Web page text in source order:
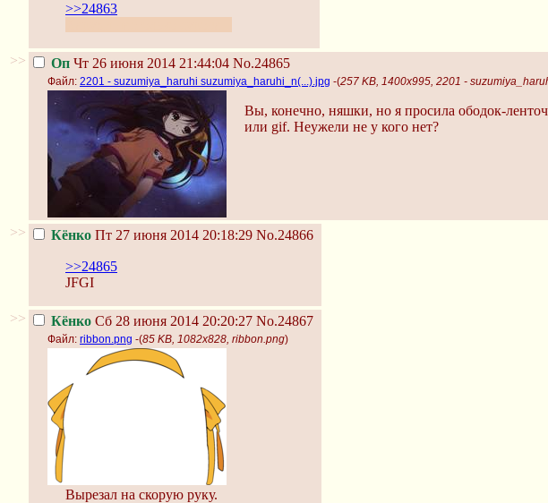
>>24863
>> Оп Чт 26 июня 2014 21:44:04 No.24865
Файл: 2201 - suzumiya_haruhi suzumiya_haruhi_n(...).jpg -(257 KB, 1400x995, 2201 -
Вы, конечно, няшки, но я просила ободок-
или gif. Неужели не у кого нет?
>> Кёнко Пт 27 июня 2014 20:18:29 No.24866
>>24865
JFGI
>> Кёнко Сб 28 июня 2014 20:20:27 No.24867
Файл: ribbon.png -(85 KB, 1082x828, ribbon.png)
Вырезал на скорую руку.